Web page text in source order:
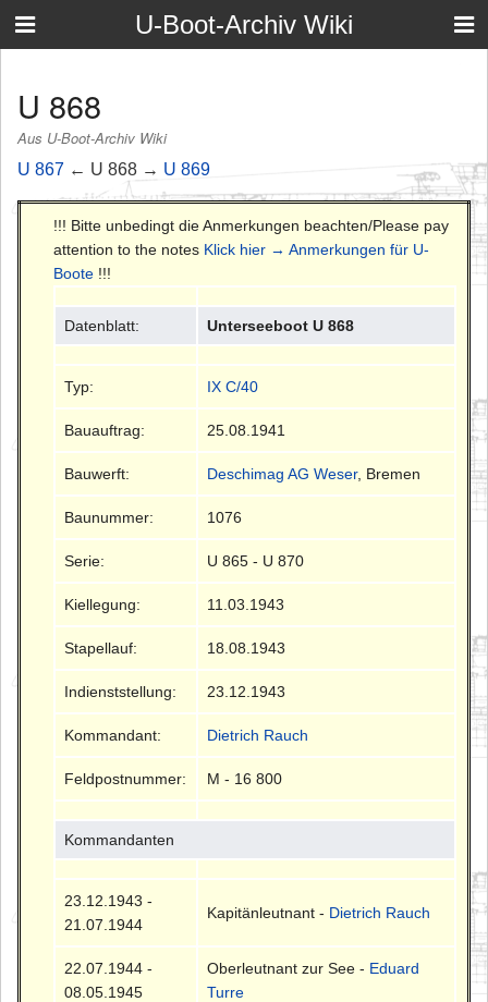
U-Boot-Archiv Wiki
U 868
Aus U-Boot-Archiv Wiki
U 867 ← U 868 → U 869
!!! Bitte unbedingt die Anmerkungen beachten/Please pay
attention to the notes Klick hier → Anmerkungen für U-
Boote !!!
Datenblatt: Unterseeboot U 868
Typ: IX C/40
Bauauftrag: 25.08.1941
Bauwerft: Deschimag AG Weser, Bremen
Baunummer: 1076
Serie: U 865 - U 870
Kiellegung: 11.03.1943
Stapellauf: 18.08.1943
Indienststellung: 23.12.1943
Kommandant: Dietrich Rauch
Feldpostnummer: M - 16 800
Kommandanten
23.12.1943 -
21.07.1944
Kapitänleutnant - Dietrich Rauch
22.07.1944 -
08.05.1945
Oberleutnant zur See - Eduard
Turre